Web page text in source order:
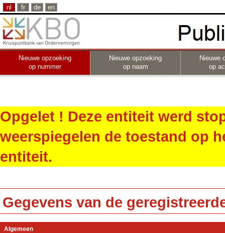
nl fr de en
Nieuwe opzoeking
op nummer
Nieuwe opzoeking
op naam
Nieuwe
op
Opgelet ! Deze entiteit werd
weerspiegelen de toestand op
entiteit.
Gegevens van de
Algemeen